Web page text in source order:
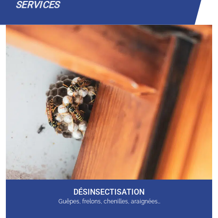
SERVICES
DÉSINSECTISATION
Guêpes, frelons, chenilles, araignées…